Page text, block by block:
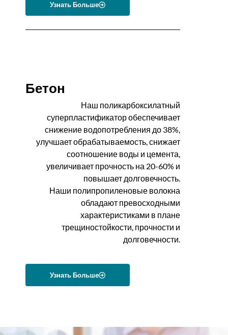
Узнать Больше
Бетон
Наш поликарбоксилатный
суперпластификатор обеспечивает
снижение водопотребления до 38%,
улучшает обрабатываемость, снижает
соотношение воды и цемента,
увеличивает прочность на 20-60% и
повышает долговечность.
Наши полипропиленовые волокна
обладают превосходными
характеристиками в плане
трещиностойкости, прочности и
долговечности.
Узнать Больше